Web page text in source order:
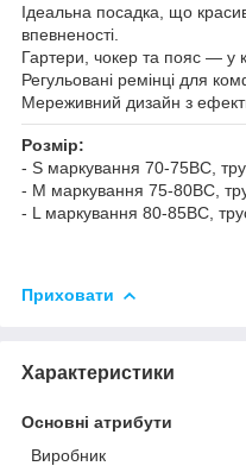
Ідеальна посадка, що
впевненості.
Гартери, чокер та пояс — у
Регульовані ремінці для
Мереживний дизайн з
Розмір:
- S маркування 70-75ВС,
- M маркування 75-80ВС,
- L маркування 80-85BC,
Приховати
Характеристики
Основні атрибути
Виробник